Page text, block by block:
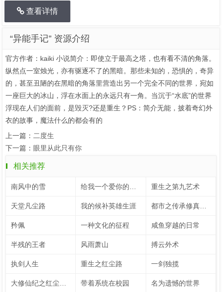
查看详情
“异能手记” 资源介绍
官方作者：kaiki 小说简介：即使立于最高之塔，也有看不清的角落。
纵然点一室烛光，亦有驱逐不了的黑暗。那些未知的，恐惧的，奇异
的，甚至丑陋的在黑暗的角落里营造出另一个完全不同的世界，宛如
一座巨大的冰山，浮在水面上的永远只有一角。当沉于“水底”的世界
浮现在人们的面前，是毁灭?还是重生？PS：简介无能，披着奇幻外
衣的故事，魔法什么的都会有的
上一篇： 二度生
下一篇： 眼里从此只有你
相关推荐
南风中的雪 重生之第九艺术
天堂凡尘路 我的候补英雄生涯 都市之传承修真系统
矜佩 一种文化的征程 咸鱼穿越的日常
半残的王者 风雨萧山 搏云外术
执剑人生 重生之红尘路 一剑独揽
带着系统在校园 名为遗憾的世界